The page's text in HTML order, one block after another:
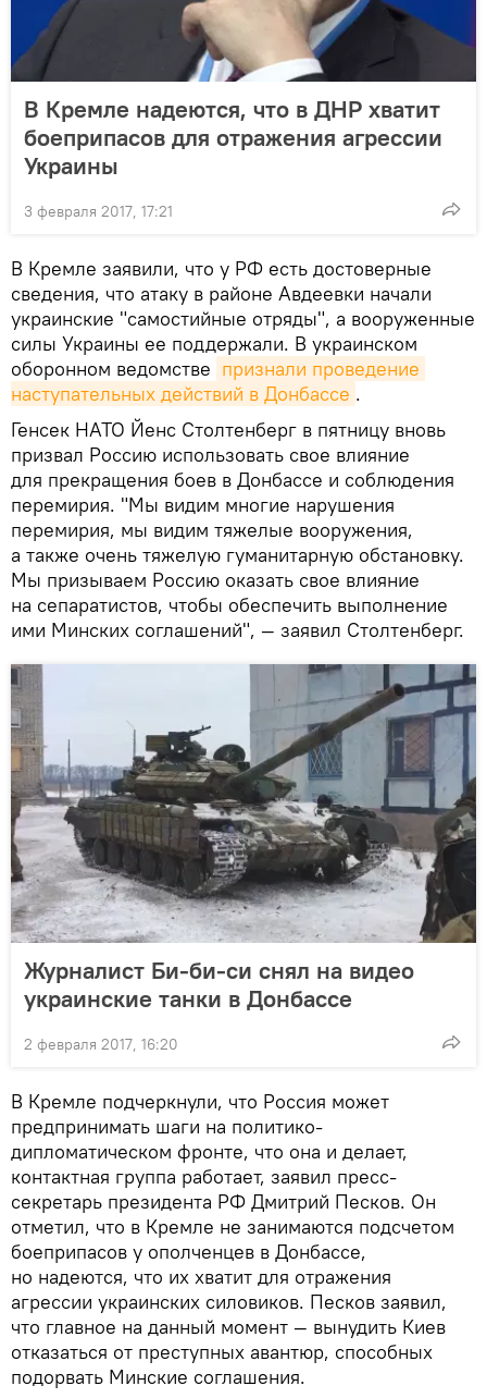
В Кремле надеются, что в ДНР хватит
боеприпасов для отражения агрессии
Украины
3 февраля 2017, 17:21
В Кремле заявили, что у РФ есть достоверные
сведения, что атаку в районе Авдеевки начали
украинские "самостийные отряды", а вооруженные
силы Украины ее поддержали. В украинском
оборонном ведомстве признали проведение
наступательных действий в Донбассе .
Генсек НАТО Йенс Столтенберг в пятницу вновь
призвал Россию использовать свое влияние
для прекращения боев в Донбассе и соблюдения
перемирия. "Мы видим многие нарушения
перемирия, мы видим тяжелые вооружения,
а также очень тяжелую гуманитарную обстановку.
Мы призываем Россию оказать свое влияние
на сепаратистов, чтобы обеспечить выполнение
ими Минских соглашений", — заявил Столтенберг.
Журналист Би-би-си снял на видео
украинские танки в Донбассе
2 февраля 2017, 16:20
В Кремле подчеркнули, что Россия может
предпринимать шаги на политико-
дипломатическом фронте, что она и делает,
контактная группа работает, заявил пресс-
секретарь президента РФ Дмитрий Песков. Он
отметил, что в Кремле не занимаются подсчетом
боеприпасов у ополченцев в Донбассе,
но надеются, что их хватит для отражения
агрессии украинских силовиков. Песков заявил,
что главное на данный момент — вынудить Киев
отказаться от преступных авантюр, способных
подорвать Минские соглашения.